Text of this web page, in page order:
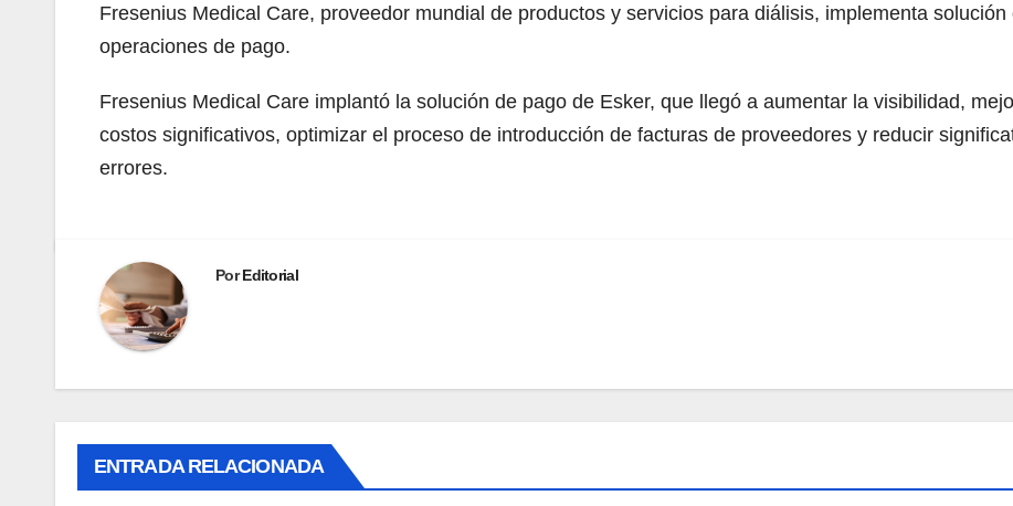
Fresenius Medical Care, proveedor mundial de productos y servicios para diálisis, implementa
operaciones de pago.
Fresenius Medical Care implantó la solución de pago de Esker, que llegó a aumentar la visibilidad,
costos significativos, optimizar el proceso de introducción de facturas de proveedores y reducir
errores.
PorEditorial
ENTRADA RELACIONADA